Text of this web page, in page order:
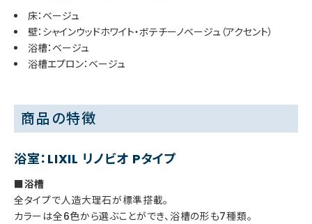
床：ベージュ
壁：シャインウッドホワイト・ボテチーノベージュ（アクセント）
浴槽：ベージュ
浴槽エプロン：ベージュ
商品の特徴
浴室：LIXIL リノビオ Pタイプ
■浴槽
全タイプで人造大理石が標準搭載。
カラーは全6色から選ぶことができ、浴槽の形も7種類。